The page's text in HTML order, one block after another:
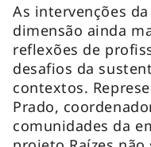
As intervenções
dimensão ainda
reflexões de
desafios da
contextos.
Prado,
comunidades da